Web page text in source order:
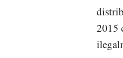
2015